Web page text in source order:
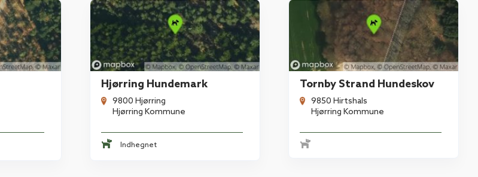
Hjørring Hundemark
9800 Hjørring
Hjørring Kommune
Indhegnet
Tornby Strand Hundeskov
9850 Hirtshals
Hjørring Kommune